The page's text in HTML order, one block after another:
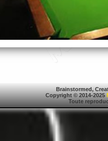
Brainstormed,
Copyright © 2014-2025
Toute